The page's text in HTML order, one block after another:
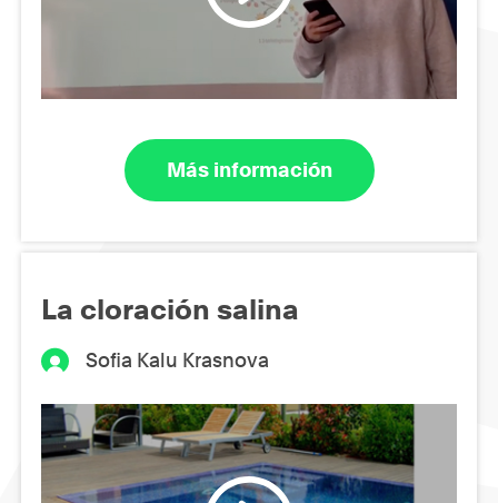
Más información
La cloración salina
Sofia Kalu Krasnova